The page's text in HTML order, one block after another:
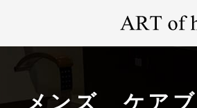
メンズ ケアブ